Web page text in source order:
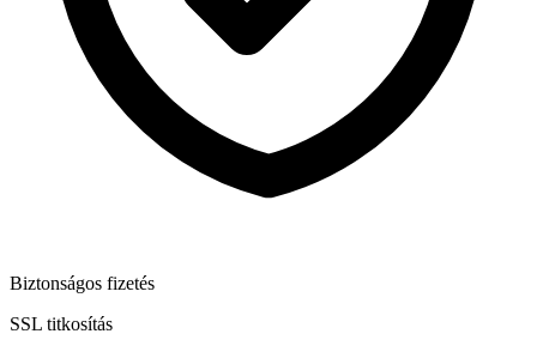
Biztonságos fizetés
SSL titkosítás